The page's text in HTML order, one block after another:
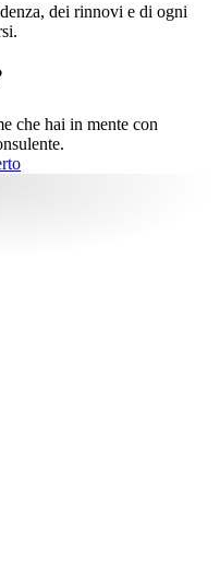
dei rinnovi e di ogni
che hai in mente con